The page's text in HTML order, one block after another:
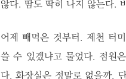
않다. 땀도 딱히 나지 않는다.
어제 빼먹은 것부터. 제천 터
쓸 수 있겠냐고 물었다. 점원
다. 화장실은 정말로 없을까.